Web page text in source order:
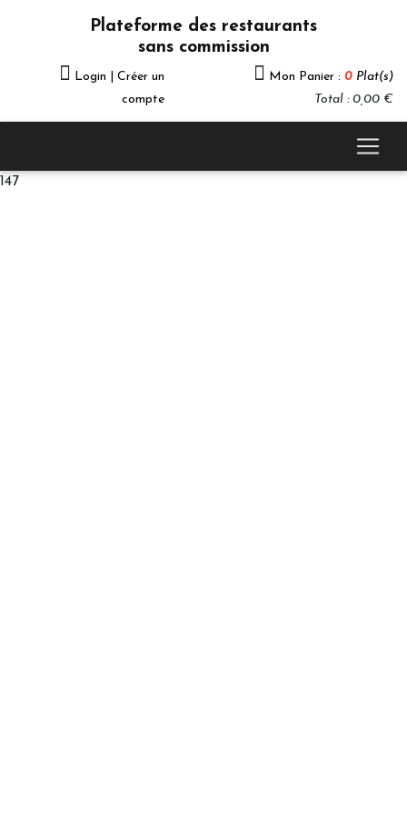
Plateforme des restaurants
sans commission
Login | Créer un
compte
Mon Panier : 0 Plat(s)
Total : 0,00 €
147